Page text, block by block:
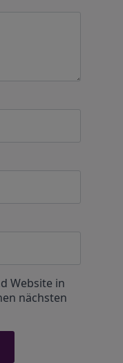
Website in
nächsten